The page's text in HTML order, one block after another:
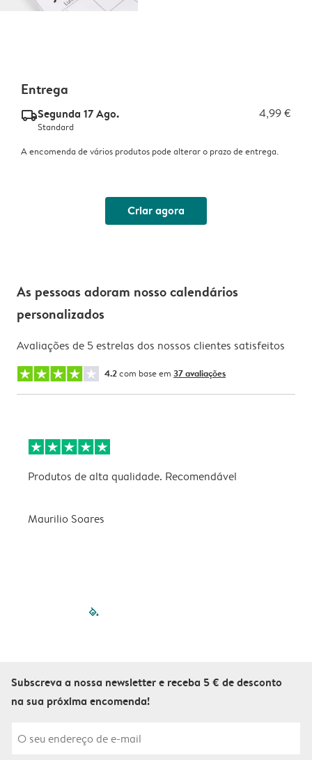
Entrega
delivery_standard_v2Segunda 17 Ago. 4,99 €
Standard
A encomenda de vários produtos pode alterar o prazo de entrega.
Criar agora
As pessoas adoram nosso calendários
personalizados
Avaliações de 5 estrelas dos nossos clientes satisfeitos
4.2com base em 37 avaliações
Produtos de alta qualidade. Recomendável
Maurilio Soares
filled-pagination
Subscreva a nossa newsletter e receba 5 € de desconto
na sua próxima encomenda!